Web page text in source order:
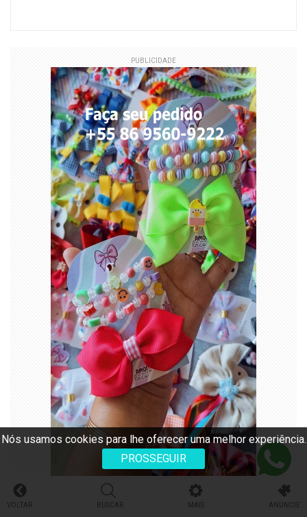
Nós usamos cookies para lhe oferecer uma melhor experiência.
PROSSEGUIR
PUBLICIDADE
VOLTAR BUSCAR MAIS ANUNCIE